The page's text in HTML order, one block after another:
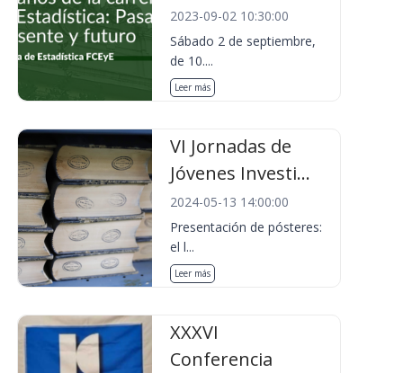
2023-09-02 10:30:00
Sábado 2 de septiembre,
de 10....
Leer más
VI Jornadas de
Jóvenes Investi...
2024-05-13 14:00:00
Presentación de pósteres:
el l...
Leer más
XXXVI
Conferencia